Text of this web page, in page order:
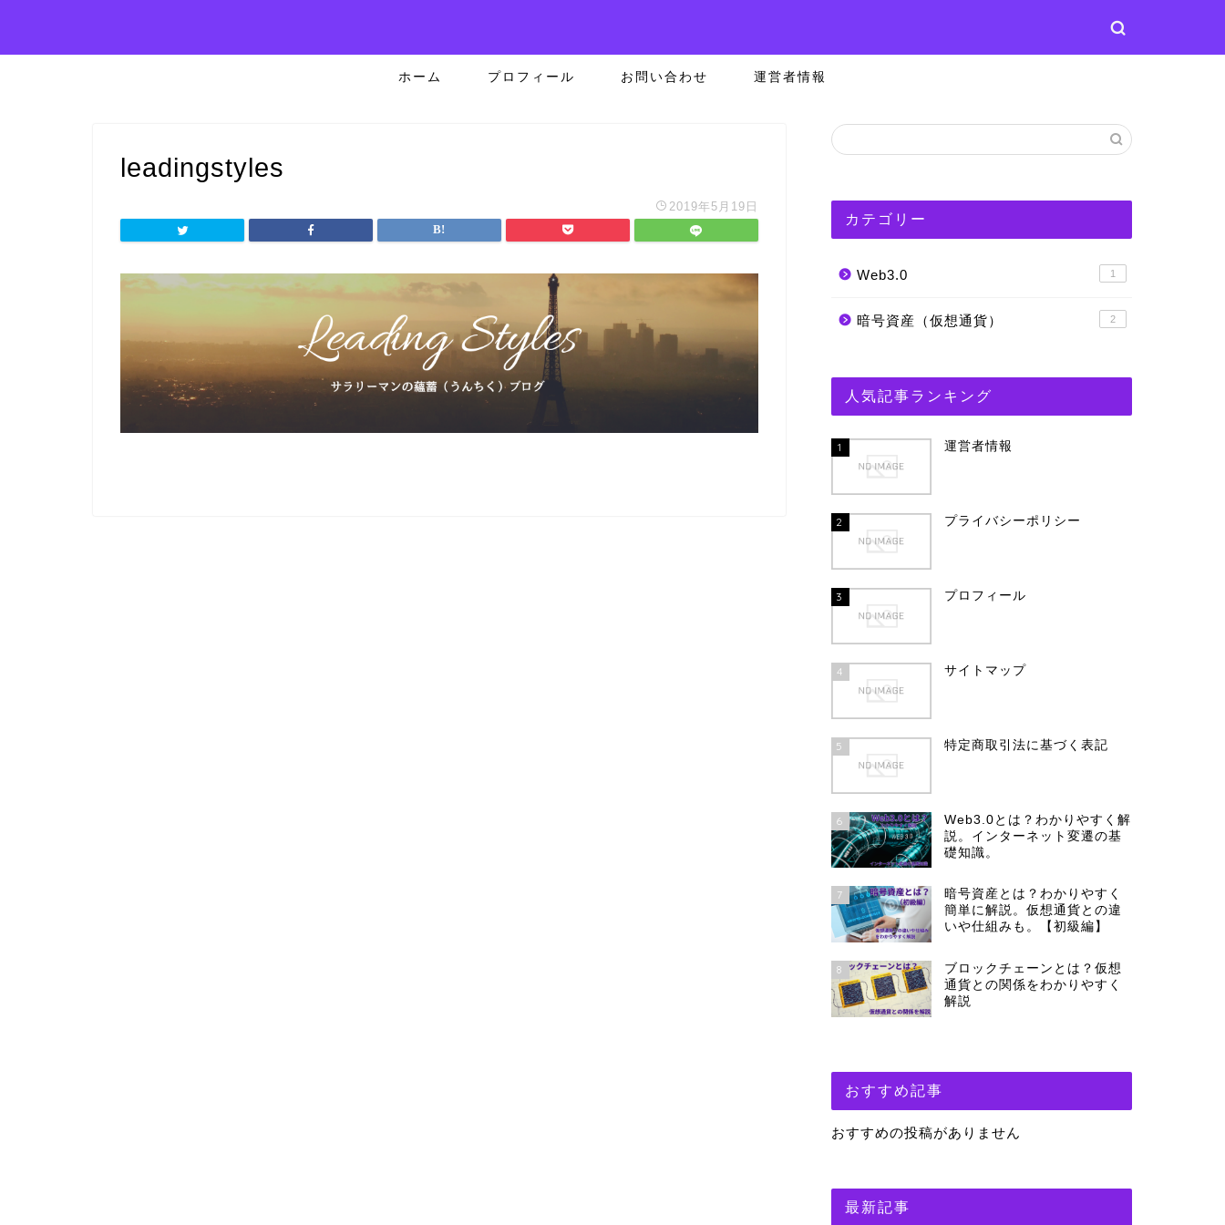
ホーム プロフィール お問い合わせ 運営者情報
leadingstyles
2019年5月19日
カテゴリー
Web3.0 1
暗号資産（仮想通貨） 2
人気記事ランキング
1 運営者情報
2 プライバシーポリシー
3 プロフィール
4 サイトマップ
5 特定商取引法に基づく表記
6
Web3.0とは？わかりやすく解
説。インターネット変遷の基
礎知識。
7
暗号資産とは？わかりやすく
簡単に解説。仮想通貨との違
いや仕組みも。【初級編】
8
ブロックチェーンとは？仮想
通貨との関係をわかりやすく
解説
おすすめ記事
おすすめの投稿がありません
最新記事